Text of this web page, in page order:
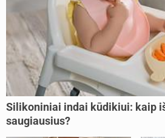
Silikoniniai indai kūdikiui: kaip
saugiausius?